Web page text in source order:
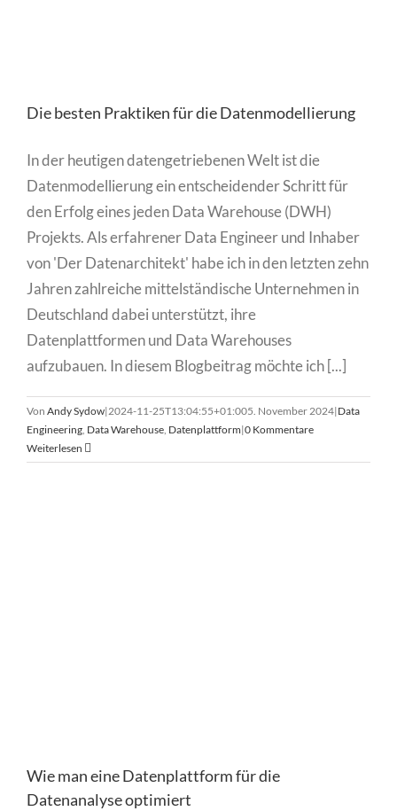
Die besten Praktiken für die Datenmodellierung
In der heutigen datengetriebenen Welt ist die
Datenmodellierung ein entscheidender Schritt für
den Erfolg eines jeden Data Warehouse (DWH)
Projekts. Als erfahrener Data Engineer und Inhaber
von 'Der Datenarchitekt' habe ich in den letzten zehn
Jahren zahlreiche mittelständische Unternehmen in
Deutschland dabei unterstützt, ihre
Datenplattformen und Data Warehouses
aufzubauen. In diesem Blogbeitrag möchte ich [...]
Von Andy Sydow|2024-11-25T13:04:55+01:005. November 2024|Data
Engineering, Data Warehouse, Datenplattform|0 Kommentare
Weiterlesen
Wie man eine Datenplattform für die
Datenanalyse optimiert